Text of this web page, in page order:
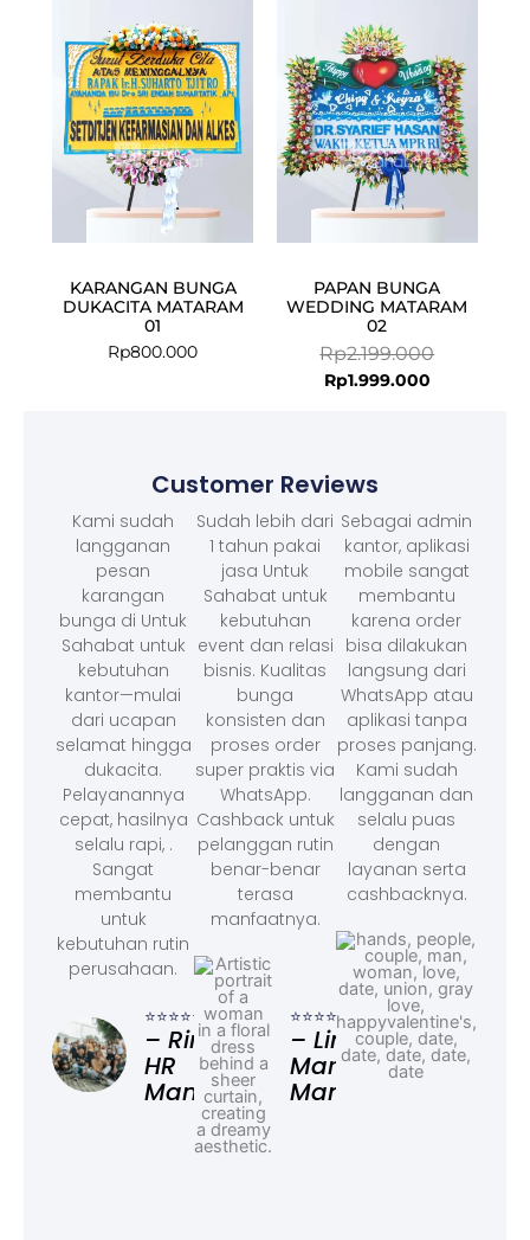
KARANGAN BUNGA
DUKACITA MATARAM
01
Rp800.000
PAPAN BUNGA
WEDDING MATARAM
02
Rp2.199.000
Rp1.999.000
Customer Reviews
Kami sudah
langganan
pesan
karangan
bunga di Untuk
Sahabat untuk
kebutuhan
kantor—mulai
dari ucapan
selamat hingga
dukacita.
Pelayanannya
cepat, hasilnya
selalu rapi, .
Sangat
membantu
untuk
kebutuhan rutin
perusahaan.
⭐⭐⭐⭐⭐
– Rina,
HR
Manager
Sudah lebih dari
1 tahun pakai
jasa Untuk
Sahabat untuk
kebutuhan
event dan relasi
bisnis. Kualitas
bunga
konsisten dan
proses order
super praktis via
WhatsApp.
Cashback untuk
pelanggan rutin
benar-benar
terasa
manfaatnya.
⭐⭐⭐⭐⭐
– Linda,
Marketing
Manager
Sebagai admin
kantor, aplikasi
mobile sangat
membantu
karena order
bisa dilakukan
langsung dari
WhatsApp atau
aplikasi tanpa
proses panjang.
Kami sudah
langganan dan
selalu puas
dengan
layanan serta
cashbacknya.